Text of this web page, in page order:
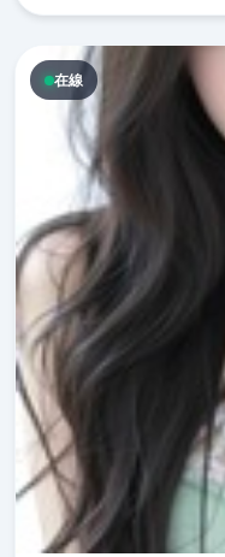
在線